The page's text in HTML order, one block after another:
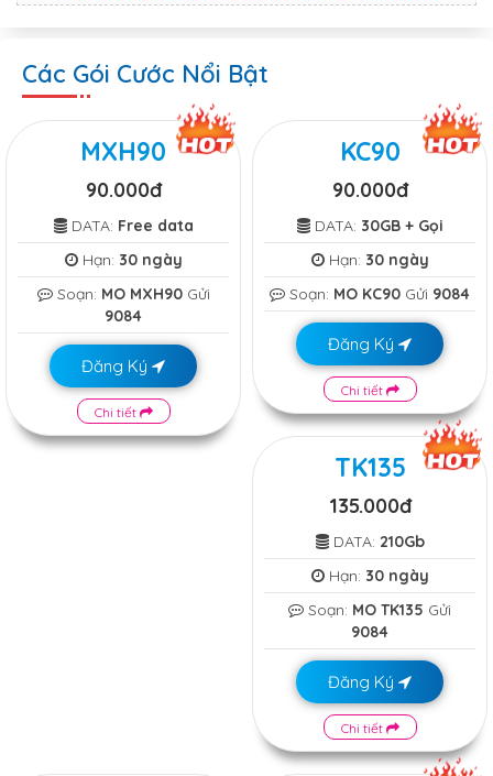
Các Gói Cước Nổi Bật
MXH90
90.000đ
DATA: Free data
Hạn: 30 ngày
Soạn: MO MXH90Gửi
9084
Đăng Ký
Chi tiết
KC90
90.000đ
DATA: 30GB + Gọi
Hạn: 30 ngày
Soạn: MO KC90 Gửi 9084
Đăng Ký
Chi tiết
TK135
135.000đ
DATA: 210Gb
Hạn: 30 ngày
Soạn: MO TK135 Gửi
9084
Đăng Ký
Chi tiết